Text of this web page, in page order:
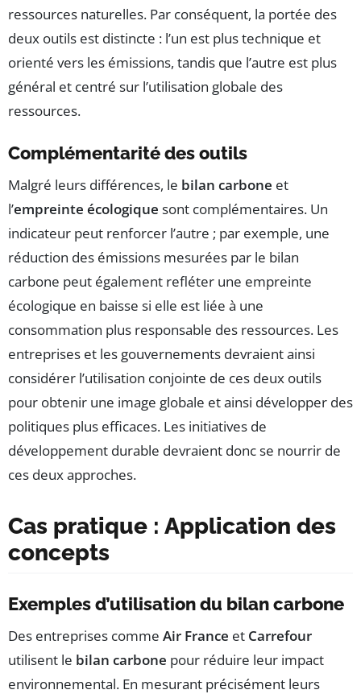
ressources naturelles. Par conséquent, la portée des
deux outils est distincte : l’un est plus technique et
orienté vers les émissions, tandis que l’autre est plus
général et centré sur l’utilisation globale des
ressources.
Complémentarité des outils
Malgré leurs différences, le bilan carbone et
l’empreinte écologique sont complémentaires. Un
indicateur peut renforcer l’autre ; par exemple, une
réduction des émissions mesurées par le bilan
carbone peut également refléter une empreinte
écologique en baisse si elle est liée à une
consommation plus responsable des ressources. Les
entreprises et les gouvernements devraient ainsi
considérer l’utilisation conjointe de ces deux outils
pour obtenir une image globale et ainsi développer des
politiques plus efficaces. Les initiatives de
développement durable devraient donc se nourrir de
ces deux approches.
Cas pratique : Application des
concepts
Exemples d’utilisation du bilan carbone
Des entreprises comme Air France et Carrefour
utilisent le bilan carbone pour réduire leur impact
environnemental. En mesurant précisément leurs